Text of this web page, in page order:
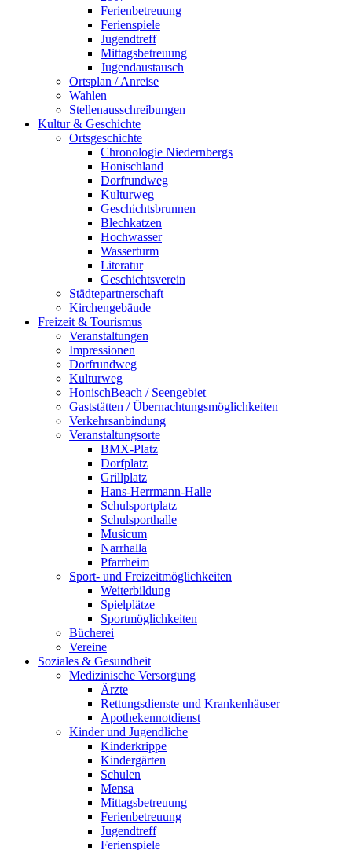
Ferienbetreuung
Ferienspiele
Jugendtreff
Mittagsbetreuung
Jugendaustausch
Ortsplan / Anreise
Wahlen
Stellenausschreibungen
Kultur & Geschichte
Ortsgeschichte
Chronologie Niedernbergs
Honischland
Dorfrundweg
Kulturweg
Geschichtsbrunnen
Blechkatzen
Hochwasser
Wasserturm
Literatur
Geschichtsverein
Städtepartnerschaft
Kirchengebäude
Freizeit & Tourismus
Veranstaltungen
Impressionen
Dorfrundweg
Kulturweg
HonischBeach / Seengebiet
Gaststätten / Übernachtungsmöglichkeiten
Verkehrsanbindung
Veranstaltungsorte
BMX-Platz
Dorfplatz
Grillplatz
Hans-Herrmann-Halle
Schulsportplatz
Schulsporthalle
Musicum
Narrhalla
Pfarrheim
Sport- und Freizeitmöglichkeiten
Weiterbildung
Spielplätze
Sportmöglichkeiten
Bücherei
Vereine
Soziales & Gesundheit
Medizinische Versorgung
Ärzte
Rettungsdienste und Krankenhäuser
Apothekennotdienst
Kinder und Jugendliche
Kinderkrippe
Kindergärten
Schulen
Mensa
Mittagsbetreuung
Ferienbetreuung
Jugendtreff
Ferienspiele